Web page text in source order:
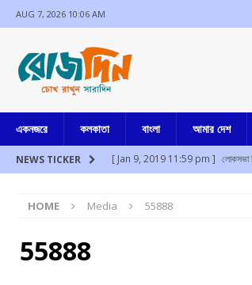
AUG 7, 2026 10:06 AM
একনজরে কলকাতা বাংলা আমার দেশ
NEWS TICKER [ Jan 9, 2019 11:59 pm ] লোকসভা
[ Aug 7, 2026 8:35 am ]
HOME Media 55888
55888